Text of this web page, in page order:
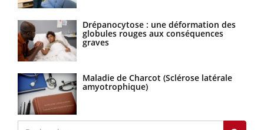
Drépanocytose : une déformation des
globules rouges aux conséquences
graves
Maladie de Charcot (Sclérose latérale
amyotrophique)